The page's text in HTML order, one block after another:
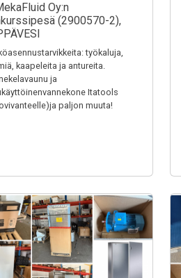
Oy:n
(2900570-2),
työkaluja,
kaapeleita ja antureita.
ja
Itatools
paljon muuta!